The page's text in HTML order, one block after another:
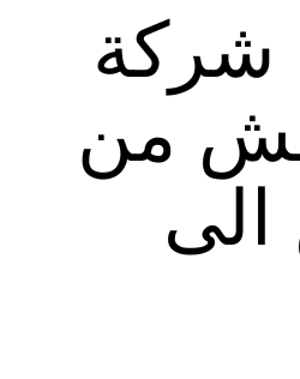
شركة
من
الى